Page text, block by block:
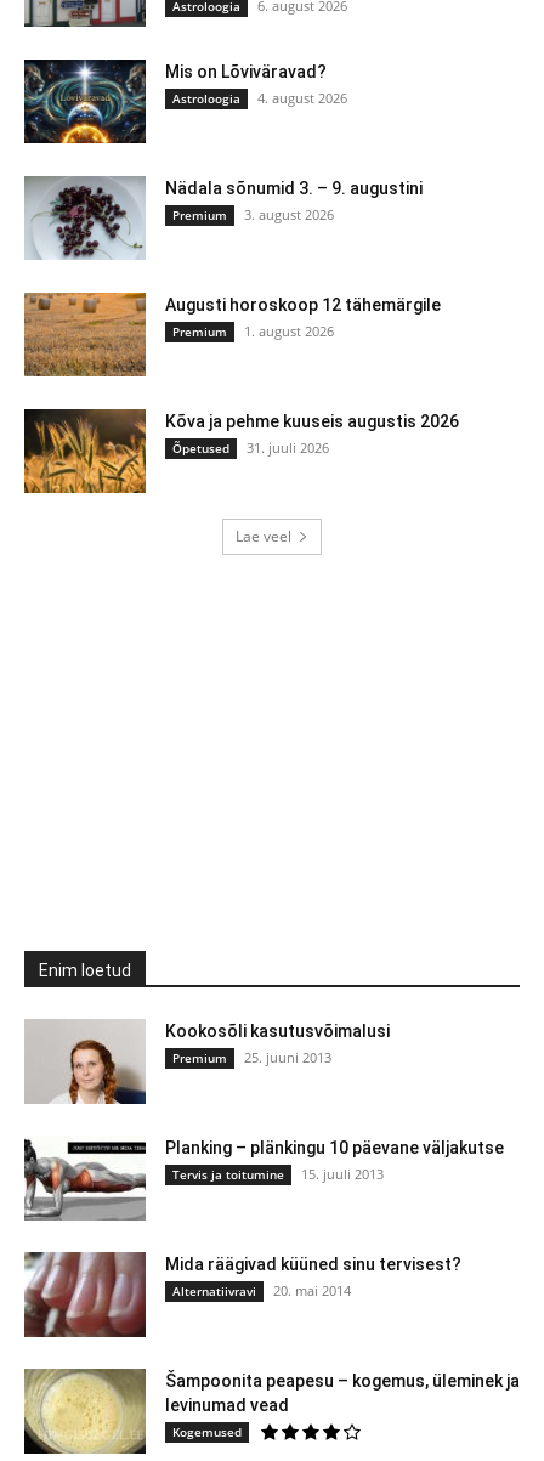
Astroloogia 6. august 2026
Mis on Lõviväravad?
Astroloogia 4. august 2026
Nädala sõnumid 3. – 9. augustini
Premium 3. august 2026
Augusti horoskoop 12 tähemärgile
Premium 1. august 2026
Kõva ja pehme kuuseis augustis 2026
Õpetused 31. juuli 2026
Lae veel
Enim loetud
Kookosõli kasutusvõimalusi
Premium 25. juuni 2013
Planking – plänkingu 10 päevane väljakutse
Tervis ja toitumine 15. juuli 2013
Mida räägivad küüned sinu tervisest?
Alternatiivravi 20. mai 2014
Šampoonita peapesu – kogemus, üleminek ja
levinumad vead
Kogemused